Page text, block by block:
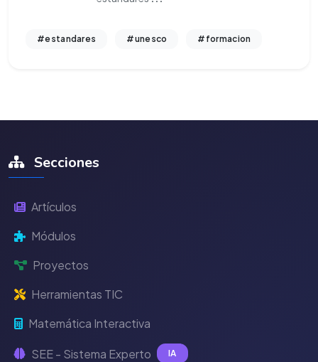
#estandares #unesco #formacion
Secciones
Artículos
Módulos
Proyectos
Herramientas TIC
Matemática Interactiva
SEE - Sistema Experto IA